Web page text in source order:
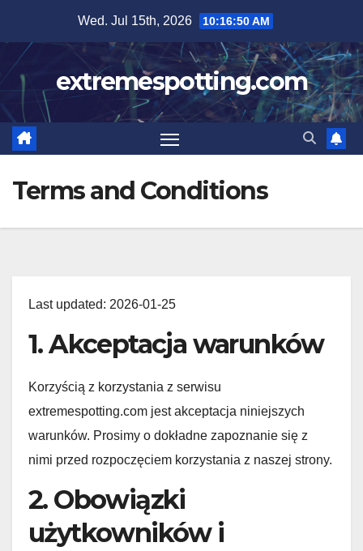
content
Wed. Jul 15th, 2026 10:16:51 AM
extremespotting.com
Terms and Conditions
Last updated: 2026-01-25
1. Akceptacja warunków
Korzyścią z korzystania z serwisu
extremespotting.com jest akceptacja niniejszych
warunków. Prosimy o dokładne zapoznanie się z
nimi przed rozpoczęciem korzystania z naszej strony.
2. Obowiązki
użytkowników i